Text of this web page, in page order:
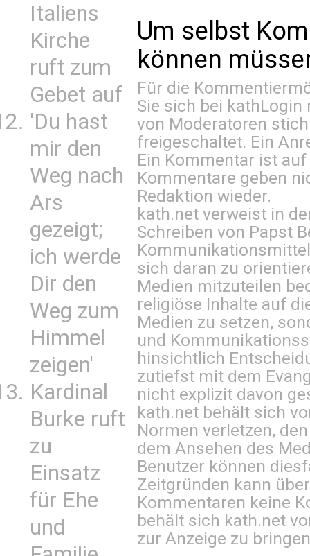
Italiens
Kirche
ruft zum
Gebet auf
'Du hast
mir den
Weg nach
Ars
gezeigt;
ich werde
Dir den
Weg zum
Himmel
zeigen'
Kardinal
Burke ruft
zu
Einsatz
für Ehe
und
Um selbst
können
Für die
Sie sich bei kathLogin
von Moderatoren
freigeschaltet. Ein
Ein Kommentar ist
Kommentare geben
Redaktion wieder.
kath.net verweist in
Schreiben von Papst
sich daran zu
Medien mitzuteilen
religiöse Inhalte auf
Medien zu setzen,
und
hinsichtlich
zutiefst mit dem
nicht explizit davon
kath.net behält sich
Normen verletzen,
dem Ansehen des
Benutzer können
Zeitgründen kann
Kommentaren keine
behält sich kath.net
zur Anzeige zu